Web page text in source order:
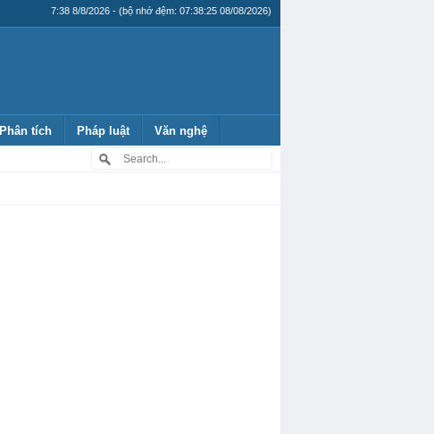
7:38 8/8/2026 - (bộ nhớ đệm: 07:38:25 08/08/2026)
Phân tích Pháp luật Văn nghệ